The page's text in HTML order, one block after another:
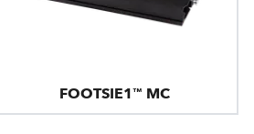
FOOTSIE1™ MC